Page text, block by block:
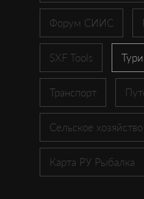
Форум СИИС
SXF Tools
Транспорт
Сельское хозяйство
Карта РУ Рыбалка